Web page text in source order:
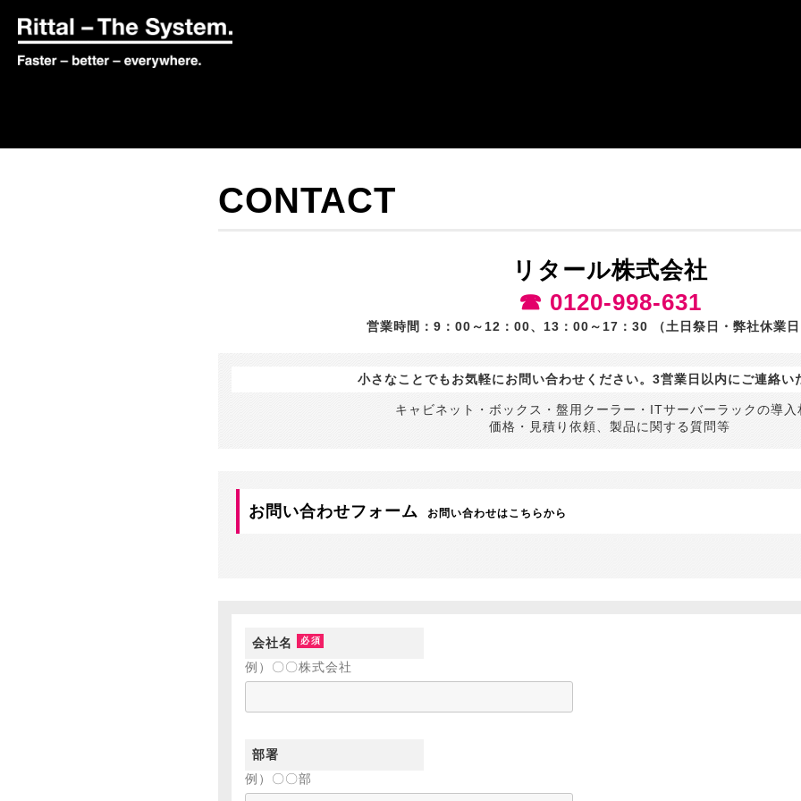
CONTACT
リタール株式会社
☎ 0120-998-631
営業時間：9：00～12：00、13：00～17：30 （土日祭日・弊社休業
小さなことでもお気軽にお問い合わせください。3営業日以内にご連絡い
キャビネット・ボックス・盤用クーラー・ITサーバーラックの導入
価格・見積り依頼、製品に関する質問等
お問い合わせフォーム お問い合わせはこちらから
会社名
例）〇〇株式会社
部署
例）〇〇部